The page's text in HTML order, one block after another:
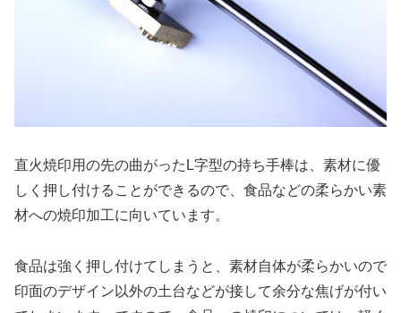
直火焼印用の先の曲がったL字型の持ち手棒は、素材に優
しく押し付けることができるので、食品などの柔らかい素
材への焼印加工に向いています。
食品は強く押し付けてしまうと、素材自体が柔らかいので
印面のデザイン以外の土台などが接して余分な焦げが付い